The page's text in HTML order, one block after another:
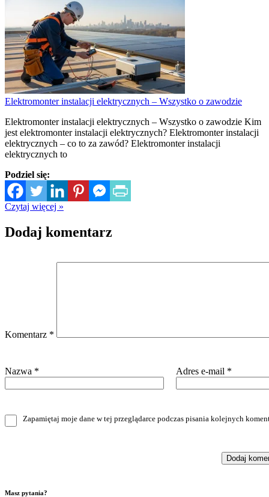
Elektromonter instalacji elektrycznych – Wszystko o zawodzie
Elektromonter instalacji elektrycznych – Wszystko o zawodzie Kim
jest elektromonter instalacji elektrycznych? Elektromonter instalacji
elektrycznych – co to za zawód? Elektromonter instalacji
elektrycznych to
Podziel się:
Czytaj więcej »
Dodaj komentarz
Komentarz *
Nazwa * Adres e-mail *
Zapamiętaj moje dane w tej przeglądarce podczas pisania kolejnych
Masz pytania?